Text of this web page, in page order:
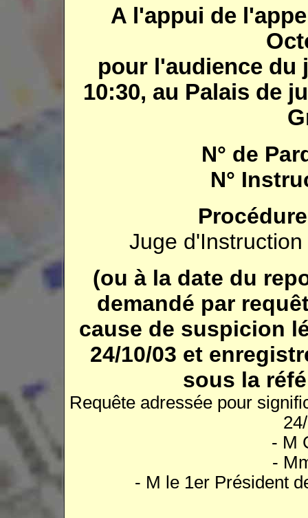
A l'appui de
pour l'audience du
10:30, au Palais de
N° de
N°
Juge
(ou à la date du
demandé par
cause de suspicion
24/10/03 et
sous la
Requête adressée pour
- M
-
- M le 1er Président